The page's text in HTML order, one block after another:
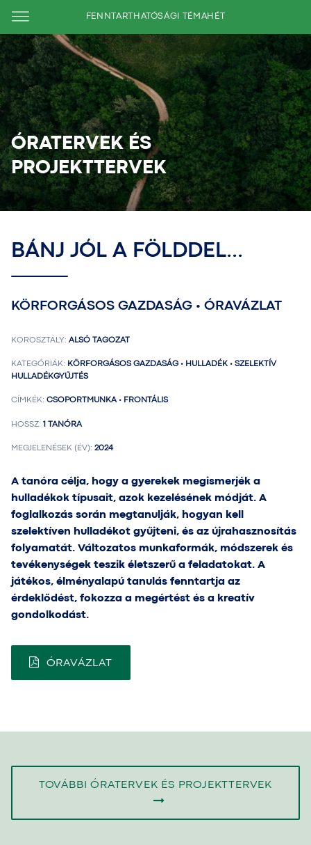
FENNTARTHATÓSÁGI TÉMAHÉT
ÓRATERVEK ÉS
PROJEKTTERVEK
BÁNJ JÓL A FÖLDDEL...
KÖRFORGÁSOS GAZDASÁG • ÓRAVÁZLAT
KOROSZTÁLY: ALSÓ TAGOZAT
KATEGÓRIÁK: KÖRFORGÁSOS GAZDASÁG • HULLADÉK • SZELEKTÍV
HULLADÉKGYŰJTÉS
CÍMKÉK: CSOPORTMUNKA • FRONTÁLIS
HOSSZ: 1 TANÓRA
MEGJELENÉSEK (ÉV): 2024
A tanóra célja, hogy a gyerekek megismerjék a
hulladékok típusait, azok kezelésének módját. A
foglalkozás során megtanulják, hogyan kell
szelektíven hulladékot gyűjteni, és az újrahasznosítás
folyamatát. Változatos munkaformák, módszerek és
tevékenységek teszik életszerű a feladatokat. A
játékos, élményalapú tanulás fenntartja az
érdeklődést, fokozza a megértést és a kreatív
gondolkodást.
ÓRAVÁZLAT
TOVÁBBI ÓRATERVEK ÉS PROJEKTTERVEK